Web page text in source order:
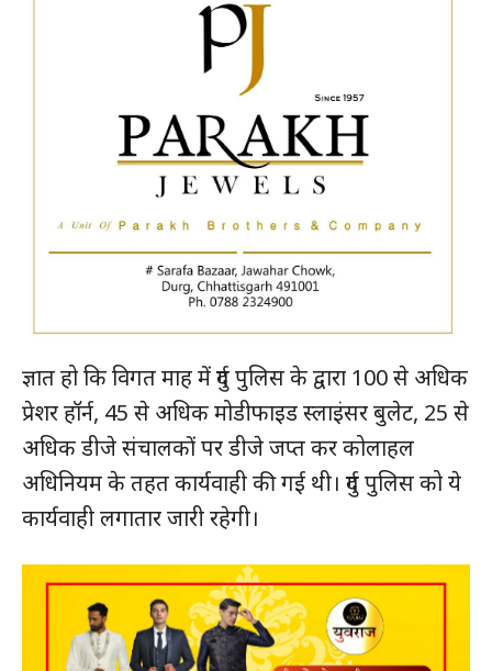
हमसे जुड़े
SUBSCRIBE NOW
ज्ञात हो कि विगत माह में दुर्ग पुलिस के द्वारा 100 से अधिक
प्रेशर हॉर्न, 45 से अधिक मोडीफाइड स्लाइंसर बुलेट, 25 से
अधिक डीजे संचालकों पर डीजे जप्त कर कोलाहल
अधिनियम के तहत कार्यवाही की गई थी। दुर्ग पुलिस को ये
कार्यवाही लगातार जारी रहेगी।